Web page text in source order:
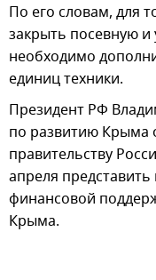
По его словам, для
закрыть посевную
необходимо
единиц техники.
Президент РФ
по развитию Крыма
правительству
апреля
финансовой
Крыма.